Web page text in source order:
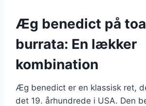
Æg benedict på
burrata: En lækker
kombination
Æg benedict er en klassisk ret,
det 19. århundrede i USA. Den